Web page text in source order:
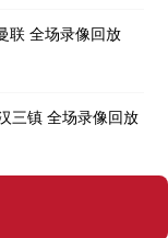
联 全场录像回放
三镇 全场录像回放